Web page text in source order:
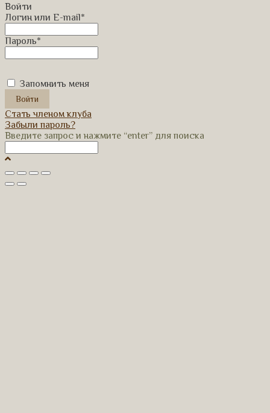
Войти
Логин или E-mail*
Пароль*
Запомнить меня
Стать членом клуба
Забыли пароль?
Введите запрос и нажмите “enter” для поиска